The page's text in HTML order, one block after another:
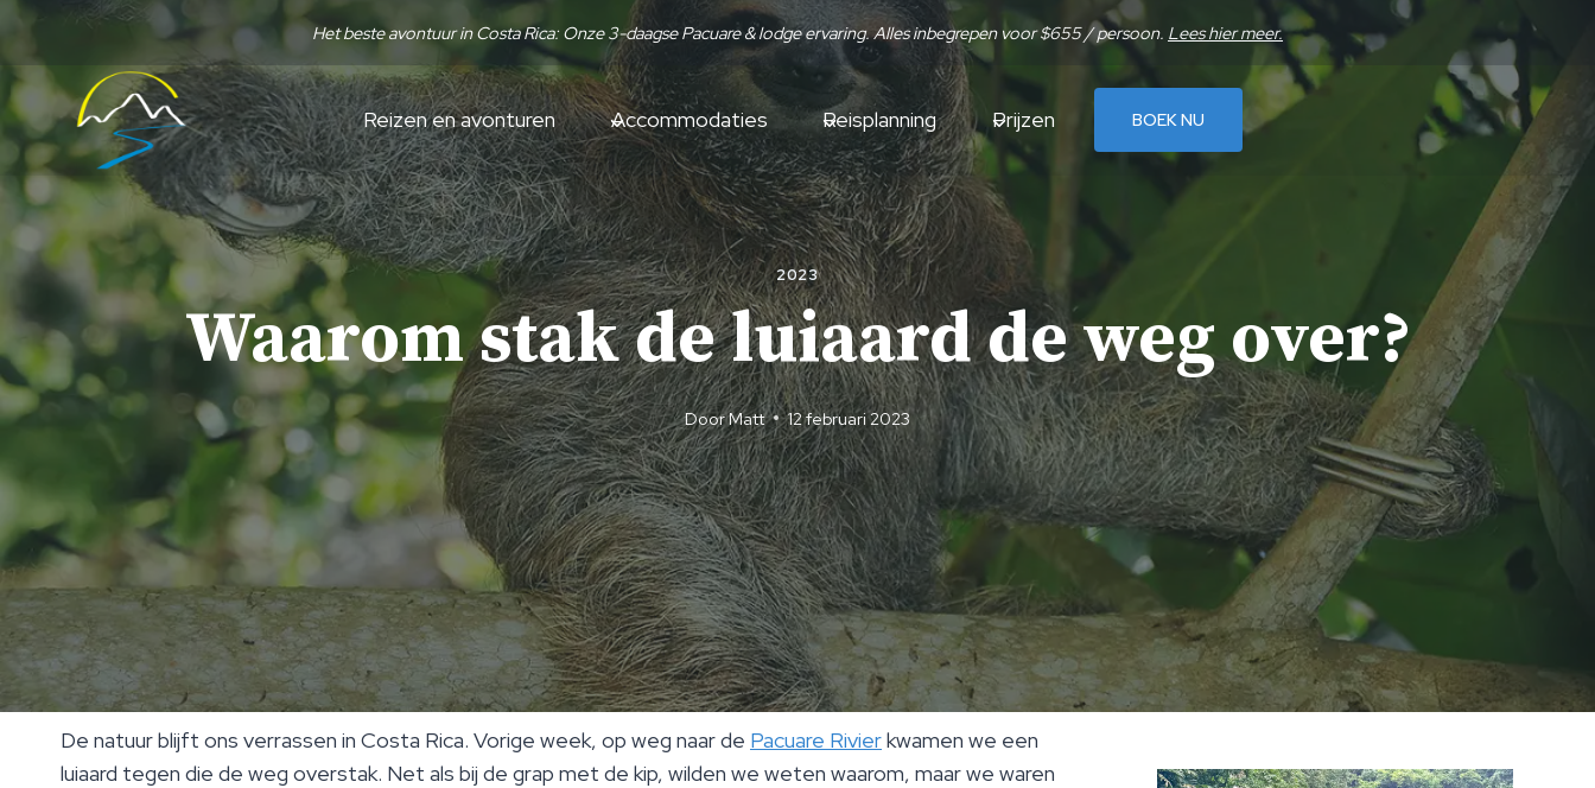
Overslaan
inhoud
Het beste avontuur in Costa Rica: Onze 3-daagse Pacuare & lodge ervaring. Alles inbegrepen voor $655 / persoon. Lees hier meer.
Reizen en avonturen Accommodaties Reisplanning Prijzen BOEK NU
2023
Waarom stak de luiaard de weg over?
DoorMatt 12 februari 2023
De natuur blijft ons verrassen in Costa Rica. Vorige week, op weg naar de Pacuare Rivierkwamen we een
luiaard tegen die de weg overstak. Net als bij de grap met de kip, wilden we weten waarom, maar we waren